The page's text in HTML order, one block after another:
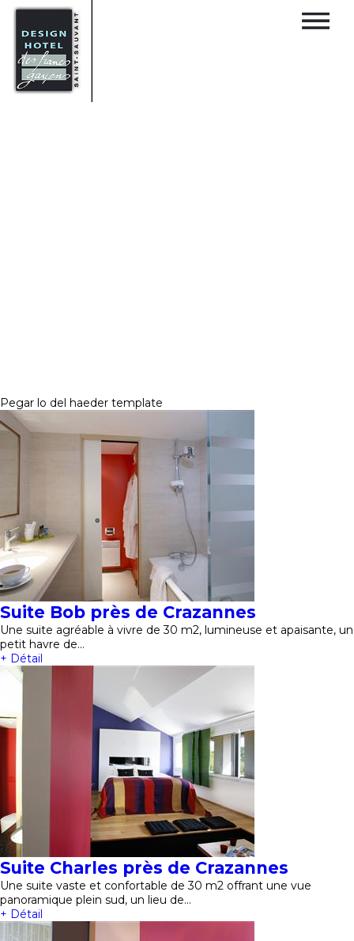
Pegar lo del haeder template
Suite Bob près de Crazannes
Une suite agréable à vivre de 30 m2, lumineuse et apaisante, un
petit havre de…
+ Détail
Suite Charles près de Crazannes
Une suite vaste et confortable de 30 m2 offrant une vue
panoramique plein sud, un lieu de…
+ Détail